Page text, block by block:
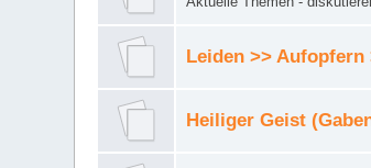
Leiden >> Aufopfern
Heiliger Geist